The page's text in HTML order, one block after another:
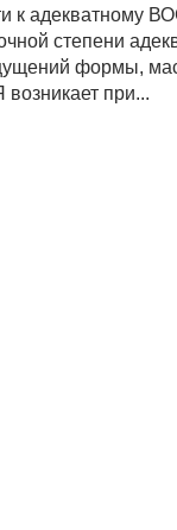
к
степени
формы,
при...